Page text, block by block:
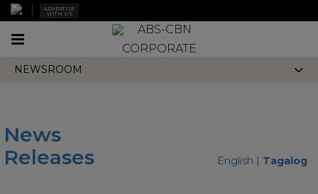
Toggle
CORPORATE
NEWSROOM
ADVERTISE
WITH US
News
Releases
English | Tagalog